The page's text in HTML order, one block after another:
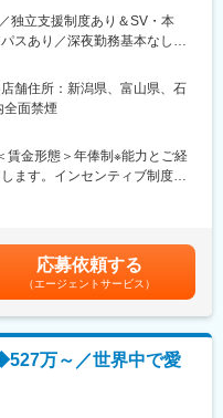
てきます。特に、複数の企業
ては、各社・各事業という部
体として競争力を高め、企業
まで当社が得意としてきたコ
ン機能（上流工程）をアップ
貫で支援できる唯一無二の
ーン」を構築していくことを
ルティングのパイオニアであ
ション・ビジョンや戦略の策
のマーケティングに至るまで
番に選ばれる会社」をクライア
。
独立支援制度あり＆SV・本
スあり／深夜勤務基本なし／
スです！～
「新しいフードビジネスを立
らず、夢や思いを実現できる
や新たなイベント企画など裁
舗住所：新潟県、富山県、石
全面禁煙
賃金形態＞年俸制※能力とご経
ます。インセンティブ制度あ
含む）＜昇給有無＞有＜残業
インセンティブ制度：年4回
例:・入社2年目24歳・店長
円・入社5年目27歳・SV職/(イ
社8年目30歳・ブロック長
賃金はあくまでも目安の金額
性があります。月給(月額)は固
応募依頼する
（エージェントサービス）
万～／世界中で愛